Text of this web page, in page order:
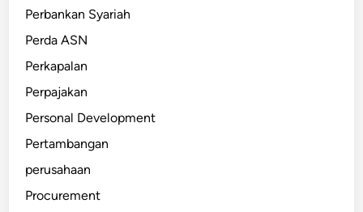
Perbankan Syariah
Perda ASN
Perkapalan
Perpajakan
Personal Development
Pertambangan
perusahaan
Procurement